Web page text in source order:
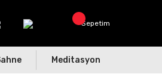
Sepetim
Meditasyon